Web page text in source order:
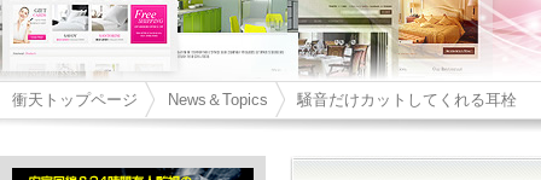
衝天トップページ News＆Topics 騒音だけカットしてくれる耳栓